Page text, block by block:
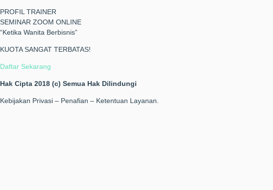
PROFIL TRAINER
SEMINAR ZOOM ONLINE
“Ketika Wanita Berbisnis”
KUOTA SANGAT TERBATAS!
Daftar Sekarang
Hak Cipta 2018 (c) Semua Hak Dilindungi
Kebijakan Privasi – Penafian – Ketentuan Layanan.